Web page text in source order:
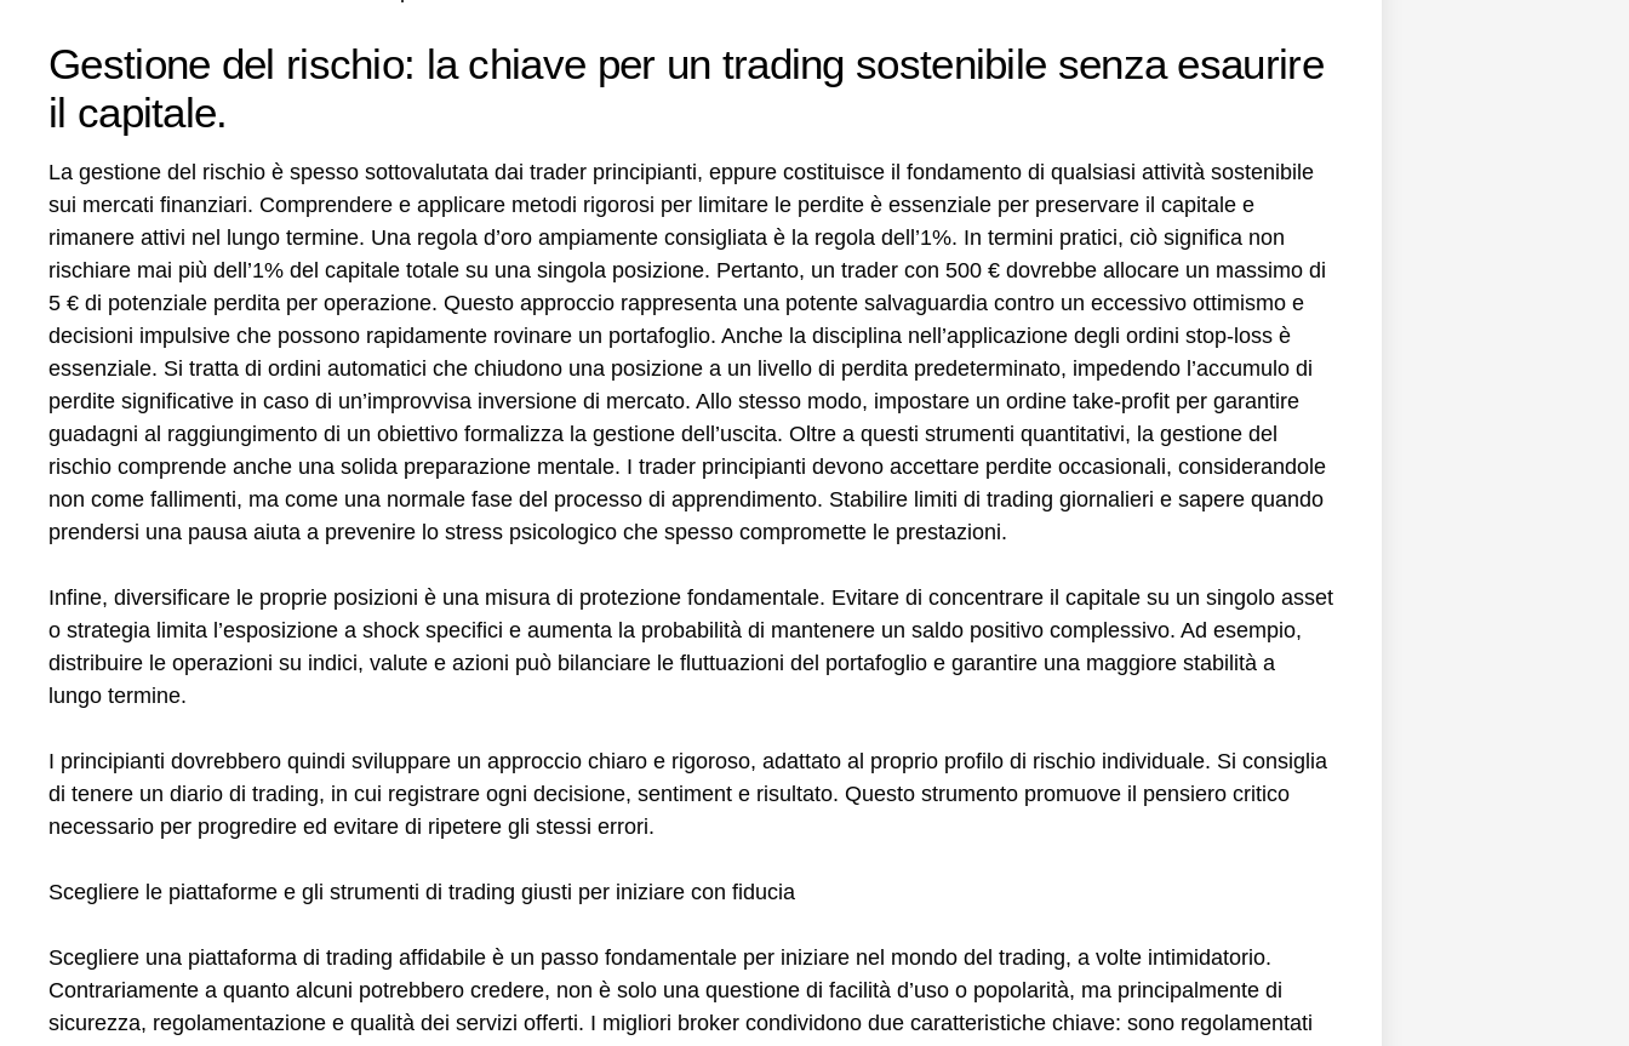
Gestione del rischio: la chiave per un trading sostenibile senza esaurire
il capitale.
La gestione del rischio è spesso sottovalutata dai trader principianti, eppure costituisce il fondamento di qualsiasi attività sostenibile
sui mercati finanziari. Comprendere e applicare metodi rigorosi per limitare le perdite è essenziale per preservare il capitale e
rimanere attivi nel lungo termine. Una regola d’oro ampiamente consigliata è la regola dell’1%. In termini pratici, ciò significa non
rischiare mai più dell’1% del capitale totale su una singola posizione. Pertanto, un trader con 500 € dovrebbe allocare un massimo di
5 € di potenziale perdita per operazione. Questo approccio rappresenta una potente salvaguardia contro un eccessivo ottimismo e
decisioni impulsive che possono rapidamente rovinare un portafoglio. Anche la disciplina nell’applicazione degli ordini stop-loss è
essenziale. Si tratta di ordini automatici che chiudono una posizione a un livello di perdita predeterminato, impedendo l’accumulo di
perdite significative in caso di un’improvvisa inversione di mercato. Allo stesso modo, impostare un ordine take-profit per garantire
guadagni al raggiungimento di un obiettivo formalizza la gestione dell’uscita. Oltre a questi strumenti quantitativi, la gestione del
rischio comprende anche una solida preparazione mentale. I trader principianti devono accettare perdite occasionali, considerandole
non come fallimenti, ma come una normale fase del processo di apprendimento. Stabilire limiti di trading giornalieri e sapere quando
prendersi una pausa aiuta a prevenire lo stress psicologico che spesso compromette le prestazioni.
Infine, diversificare le proprie posizioni è una misura di protezione fondamentale. Evitare di concentrare il capitale su un singolo asset
o strategia limita l’esposizione a shock specifici e aumenta la probabilità di mantenere un saldo positivo complessivo. Ad esempio,
distribuire le operazioni su indici, valute e azioni può bilanciare le fluttuazioni del portafoglio e garantire una maggiore stabilità a
lungo termine.
I principianti dovrebbero quindi sviluppare un approccio chiaro e rigoroso, adattato al proprio profilo di rischio individuale. Si consiglia
di tenere un diario di trading, in cui registrare ogni decisione, sentiment e risultato. Questo strumento promuove il pensiero critico
necessario per progredire ed evitare di ripetere gli stessi errori.
Scegliere le piattaforme e gli strumenti di trading giusti per iniziare con fiducia
Scegliere una piattaforma di trading affidabile è un passo fondamentale per iniziare nel mondo del trading, a volte intimidatorio.
Contrariamente a quanto alcuni potrebbero credere, non è solo una questione di facilità d’uso o popolarità, ma principalmente di
sicurezza, regolamentazione e qualità dei servizi offerti. I migliori broker condividono due caratteristiche chiave: sono regolamentati